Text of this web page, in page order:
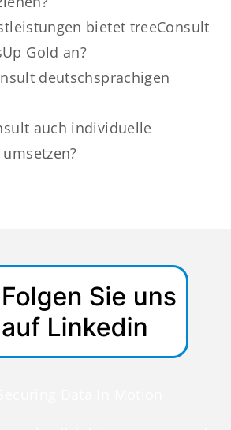
bietet treeConsult
Gold an?
deutschsprachigen
auch individuelle